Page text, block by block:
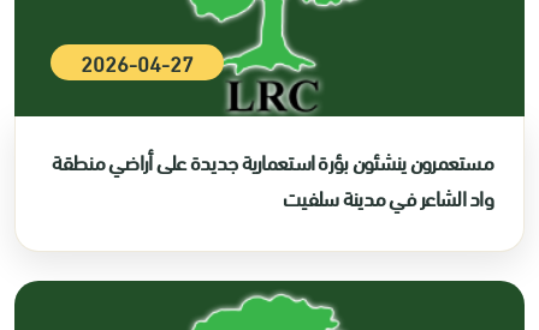
2026-04-27
مستعمرون ينشئون بؤرة استعمارية جديدة على أراضي منطقة
واد الشاعر في مدينة سلفيت